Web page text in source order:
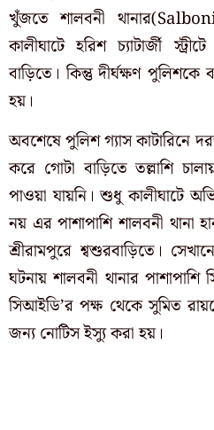
খুঁজতে শালবনী
কালীঘাটে হরিশ চ্যাটার্জী
বাড়িতে। কিন্তু দীর্ঘক্ষণ পুলিশকে
হয়।
অবশেষে পুলিশ গ্যাস কাটারিনে
করে গোটা বাড়িতে তল্লাশি
পাওয়া যায়নি। শুধু কালীঘাটে
নয় এর পাশাপাশি শালবনী থানা
শ্রীরামপুরে শ্বশুরবাড়িতে।
ঘটনায় শালবনী থানার
সিআইডি’র পক্ষ থেকে সুমিত
জন্য নোটিস ইস্যু করা হয়।